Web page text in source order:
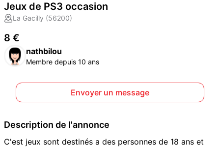
Jeux de PS3 occasion
La Gacilly (56200)
8 €
nathbilou
Membre depuis 10 ans
Envoyer un message
Description de l'annonce
C'est jeux sont destinés a des personnes de 18 ans et